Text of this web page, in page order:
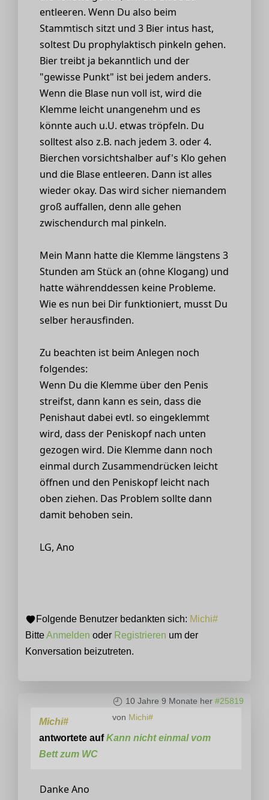
entleeren. Wenn Du also beim
Stammtisch sitzt und 3 Bier intus hast,
soltest Du prophylaktisch pinkeln gehen.
Bier treibt ja bekanntlich und der
"gewisse Punkt" ist bei jedem anders.
Wenn die Blase nun voll ist, wird die
Klemme leicht unangenehm und es
könnte auch u.U. etwas tröpfeln. Du
solltest also z.B. nach jedem 3. oder 4.
Bierchen vorsichtshalber auf's Klo gehen
und die Blase entleeren. Dann ist alles
wieder okay. Das wird sicher niemandem
groß auffallen, denn alle gehen
zwischendurch mal pinkeln.
Mein Mann hatte die Klemme längstens 3
Stunden am Stück an (ohne Klogang) und
hatte währenddessen keine Probleme.
Wie es nun bei Dir funktioniert, musst Du
selber herausfinden.
Zu beachten ist beim Anlegen noch
folgendes:
Wenn Du die Klemme über den Penis
streifst, dann kann es sein, dass die
Penishaut dabei evtl. so eingeklemmt
wird, dass der Peniskopf nach unten
gezogen wird. Die Klemme dann noch
einmal durch Zusammendrücken leicht
öffnen und den Peniskopf leicht nach
oben ziehen. Das Problem sollte dann
damit behoben sein.
LG, Ano
Folgende Benutzer bedankten sich: Michi#
BitteAnmelden oder Registrieren um der
Konversation beizutreten.
10 Jahre 9 Monate her #25819
von Michi#
Michi#
antwortete aufKann nicht einmal vom
Bett zum WC
Danke Ano